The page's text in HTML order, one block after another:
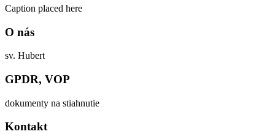
Caption placed here
O nás
sv. Hubert
GPDR, VOP
dokumenty na stiahnutie
Kontakt